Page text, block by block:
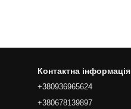
Контактна інформація
+380936965624
+380678139897